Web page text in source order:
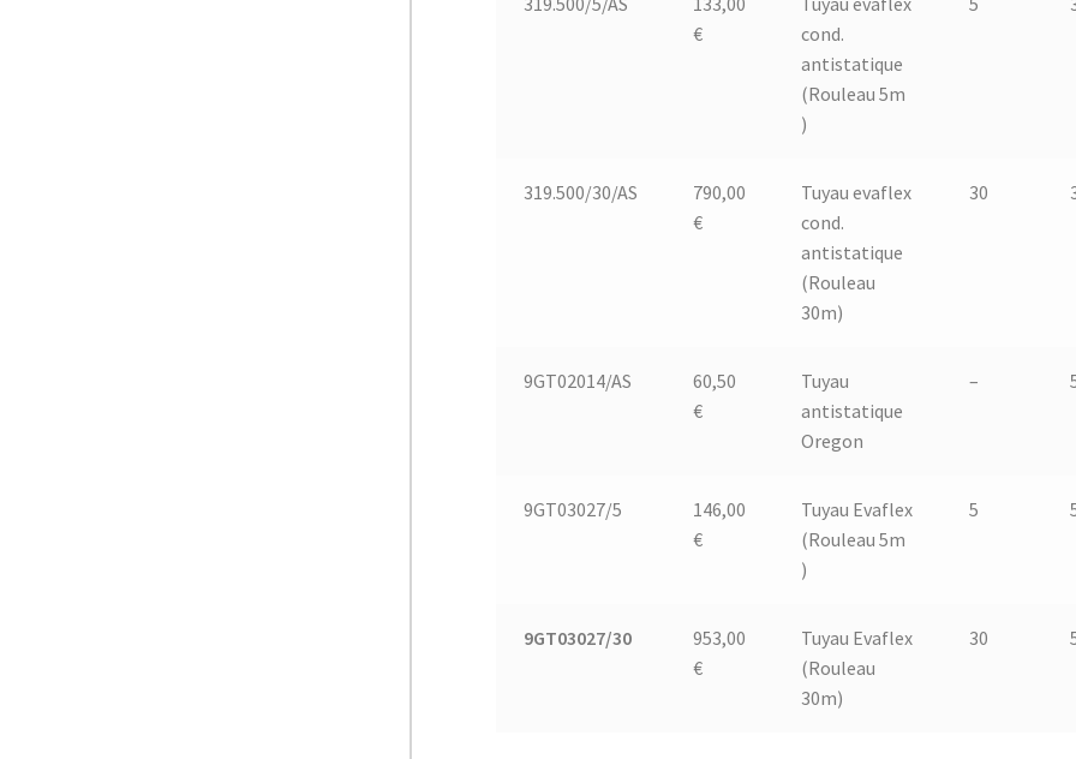
€
cond.
antistatique
(Rouleau 5m
)
319.500/30/AS
790,00
€
Tuyau evaflex
cond.
antistatique
(Rouleau
30m)
30
9GT02014/AS
60,50
€
Tuyau
antistatique
Oregon
–
9GT03027/5
146,00
€
Tuyau Evaflex
(Rouleau 5m
)
5
9GT03027/30
953,00
€
Tuyau Evaflex
(Rouleau
30m)
30